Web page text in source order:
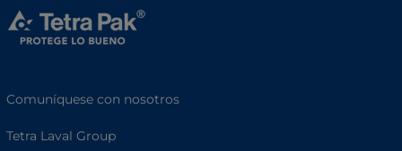
Comuníquese con nosotros
Tetra Laval Group